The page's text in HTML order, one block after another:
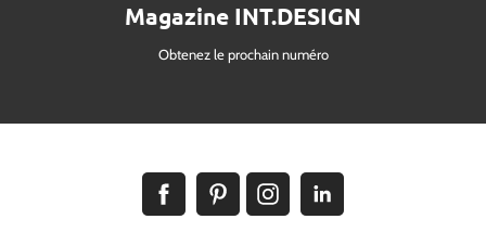
Magazine INT.DESIGN
Obtenez le prochain numéro